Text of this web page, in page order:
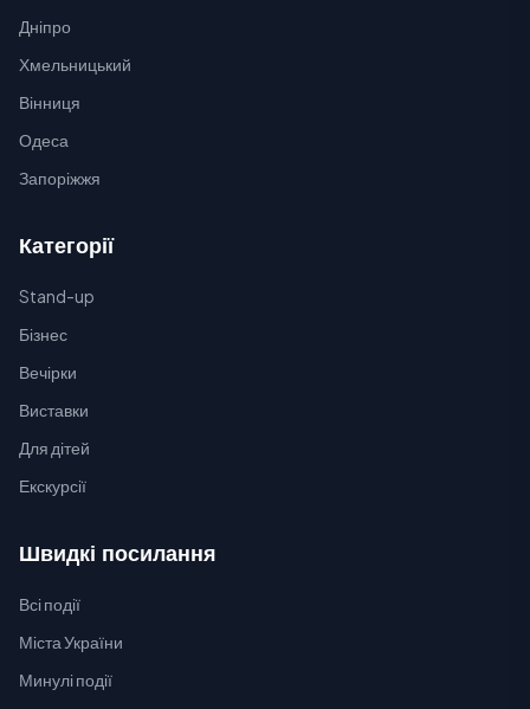
Дніпро
Хмельницький
Вінниця
Одеса
Запоріжжя
Категорії
Stand-up
Бізнес
Вечірки
Виставки
Для дітей
Екскурсії
Швидкі посилання
Всі події
Міста України
Минулі події